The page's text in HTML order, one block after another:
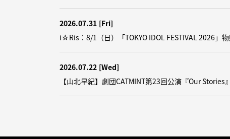
2026.07.31 [Fri]
i☆Ris：8/1（日）「TOKYO IDOL FESTIVAL 2026」
2026.07.22 [Wed]
【山北早紀】劇団CATMINT第23回公演『Our Stories